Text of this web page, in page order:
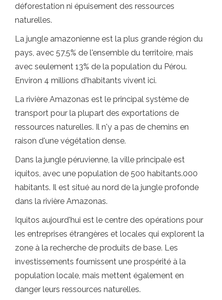
déforestation ni épuisement des ressources
naturelles.
La jungle amazonienne est la plus grande région du
pays, avec 57,5% de l'ensemble du territoire, mais
avec seulement 13% de la population du Pérou.
Environ 4 millions d'habitants vivent ici.
La rivière Amazonas est le principal système de
transport pour la plupart des exportations de
ressources naturelles. Il n'y a pas de chemins en
raison d'une végétation dense.
Dans la jungle péruvienne, la ville principale est
iquitos, avec une population de 500 habitants.000
habitants. Il est situé au nord de la jungle profonde
dans la rivière Amazonas.
Iquitos aujourd'hui est le centre des opérations pour
les entreprises étrangères et locales qui explorent la
zone à la recherche de produits de base. Les
investissements fournissent une prospérité à la
population locale, mais mettent également en
danger leurs ressources naturelles.